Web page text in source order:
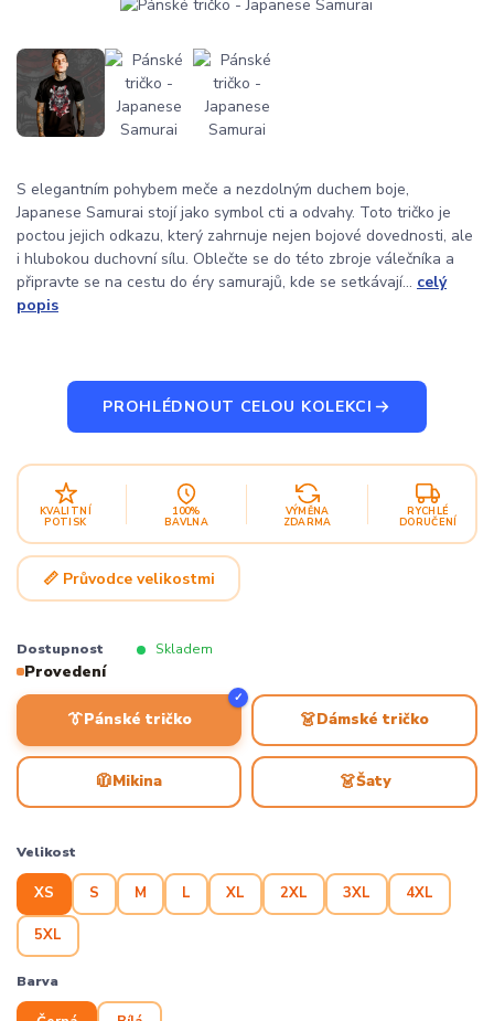
S elegantním pohybem meče a nezdolným duchem boje,
Japanese Samurai stojí jako symbol cti a odvahy. Toto tričko je
poctou jejich odkazu, který zahrnuje nejen bojové dovednosti, ale
i hlubokou duchovní sílu. Oblečte se do této zbroje válečníka a
připravte se na cestu do éry samurajů, kde se setkávají... celý
popis
PROHLÉDNOUT CELOU KOLEKCI
KVALITNÍ
POTISK
100%
BAVLNA
VÝMĚNA
ZDARMA
RYCHLÉ
DORUČENÍ
📏 Průvodce velikostmi
Dostupnost Skladem
Provedení
👔Pánské tričko
✓
👗Dámské tričko
🧥Mikina 👗Šaty
Velikost
XS S M L XL 2XL 3XL 4XL
5XL
Barva